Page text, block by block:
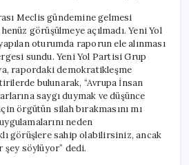
Meclis gündemine gelmesi
görüşülmeye açılmadı. Yeni Yol
oturumda raporun ele alınması
sundu. Yeni Yol Partisi Grup
rapordaki demokratikleşme
bulunarak, “Avrupa İnsan
saygı duymak ve düşünce
örgütün silah bırakmasını mı
neden
görüşlere sahip olabilirsiniz, ancak
şey söylüyor” dedi.